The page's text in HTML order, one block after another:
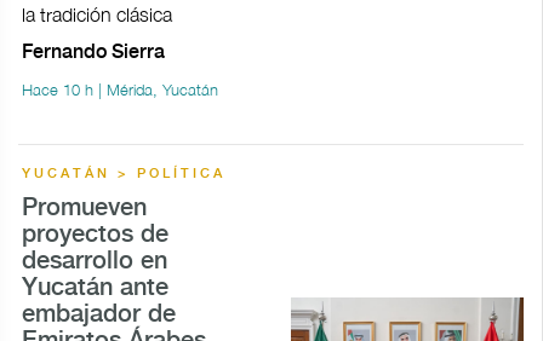
la tradición clásica
Fernando Sierra
Hace 10 h | Mérida, Yucatán
YUCATÁN > POLÍTICA
Promueven
proyectos de
desarrollo en
Yucatán ante
embajador de